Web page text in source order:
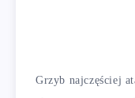
Grzyb najczęściej